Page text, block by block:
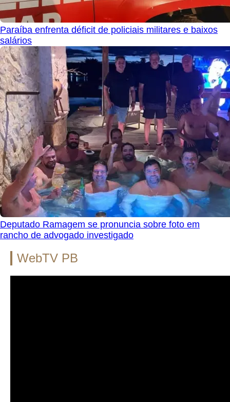
Paraíba enfrenta déficit de policiais militares e baixos
salários
Deputado Ramagem se pronuncia sobre foto em
rancho de advogado investigado
WebTV PB